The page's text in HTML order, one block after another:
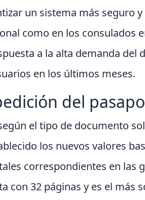
un sistema más seguro
como en los consulados
a la alta demanda del
en los últimos meses.
del
el tipo de documento
los nuevos valores
correspondientes en las
con 32 páginas y es el más